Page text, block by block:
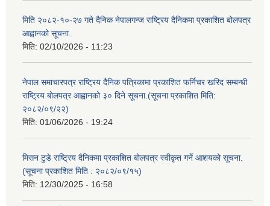
मिति २०८२-१०-२७ गते दैनिक नेपालगन्ज राष्ट्रिय दैनिकमा प्रकाशित बोलपत्र
आह्वानको सूचना.
मिति: 02/10/2026 - 11:23
नेपाल समाचारपत्र राष्ट्रिय दैनिक पत्रिकामा प्रकाशित फर्निचर खरिद सम्बन्धी
राष्ट्रिय बोलपत्र आह्वानको ३० दिने सूचना.(सूचना प्रकाशित मिति:
२०८२/०९/२२)
मिति: 01/06/2026 - 19:24
मिसन टुडे राष्ट्रिय दैनिकमा प्रकाशित बोलपत्र स्वीकृत गर्ने आशयको सूचना.
(सूचना प्रकाशित मिति : २०८२/०९/१५)
मिति: 12/30/2025 - 16:58